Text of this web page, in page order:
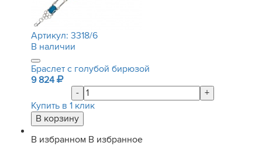
Артикул: 3318/6
В наличии
Браслет с голубой бирюзой
9 824
-
+
Купить в 1 клик
В избранном В избранное